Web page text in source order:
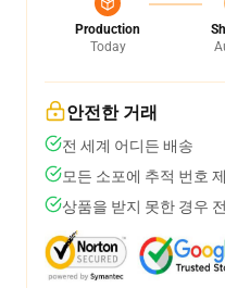
Production
Today
안전한 거래
전 세계 어디든 배송
모든 소포에 추적 번호
상품을 받지 못한 경우